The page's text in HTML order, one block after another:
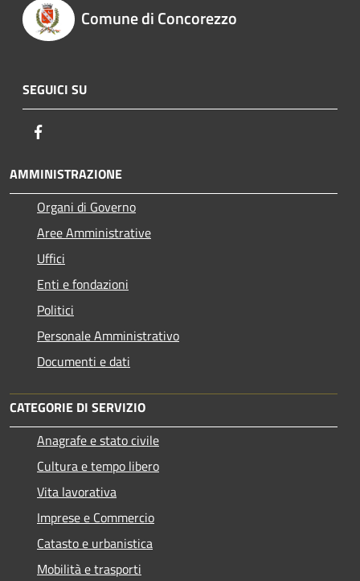
Comune di Concorezzo
SEGUICI SU
AMMINISTRAZIONE
Organi di Governo
Aree Amministrative
Uffici
Enti e fondazioni
Politici
Personale Amministrativo
Documenti e dati
CATEGORIE DI SERVIZIO
Anagrafe e stato civile
Cultura e tempo libero
Vita lavorativa
Imprese e Commercio
Catasto e urbanistica
Mobilità e trasporti